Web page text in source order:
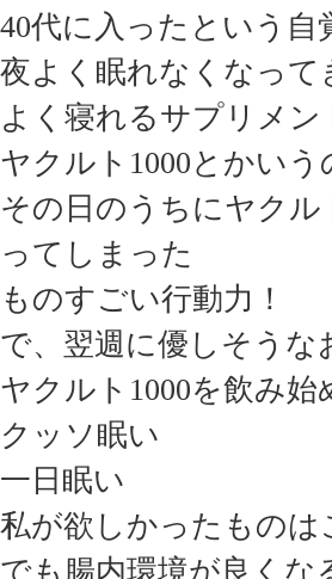
40代に入ったという自
夜よく眠れなくなって
よく寝れるサプリメ
ヤクルト1000とかい
その日のうちにヤク
ってしまった
ものすごい行動力！
で、翌週に優しそう
ヤクルト1000を飲み始
クッソ眠い
一日眠い
私が欲しかったものは
でも腸内環境が良く